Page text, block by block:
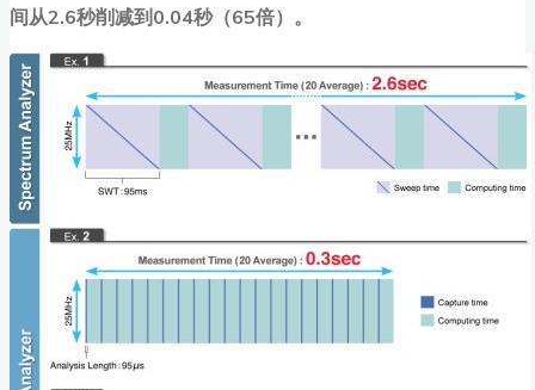
间从2.6秒削减到0.04秒（65倍）。